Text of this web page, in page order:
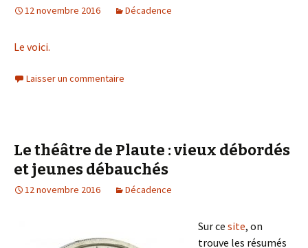
12 novembre 2016 Décadence
Le voici.
Laisser un commentaire
Le théâtre de Plaute : vieux débordés
et jeunes débauchés
12 novembre 2016 Décadence
Sur ce site, on
trouve les résumés